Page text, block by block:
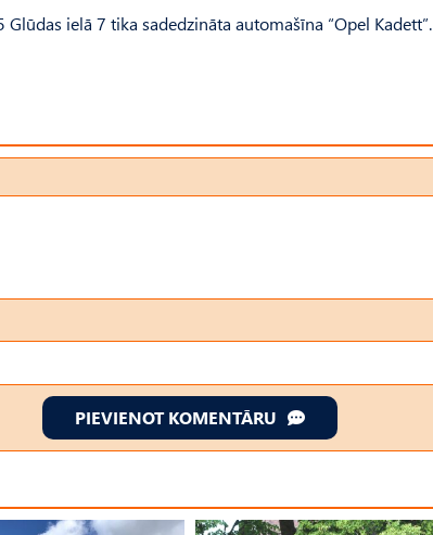
ielā 7 tika sadedzināta automašīna “Opel Kadett”.
PIEVIENOT KOMENTĀRU